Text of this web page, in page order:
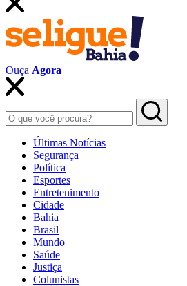
Ouça Agora
Últimas Notícias
Segurança
Política
Esportes
Entretenimento
Cidade
Bahia
Brasil
Mundo
Saúde
Justiça
Colunistas